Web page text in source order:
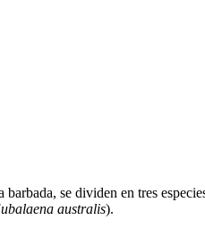
barbada, se dividen en tres
australis).